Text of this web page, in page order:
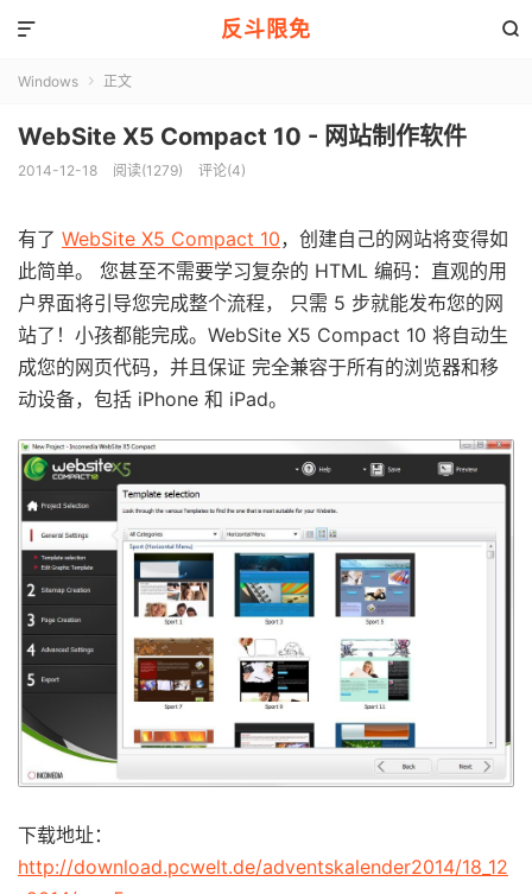
反斗限免 

Windows  正文
WebSite X5 Compact 10 - 网站制作软件
2014-12-18 阅读(1279) 评论(4)
有了 WebSite X5 Compact 10，创建自己的网站将变得如
此简单。 您甚至不需要学习复杂的 HTML 编码：直观的用
户界面将引导您完成整个流程， 只需 5 步就能发布您的网
站了！小孩都能完成。WebSite X5 Compact 10 将自动生
成您的网页代码，并且保证 完全兼容于所有的浏览器和移
动设备，包括 iPhone 和 iPad。
下载地址：
http://download.pcwelt.de/adventskalender2014/18_12